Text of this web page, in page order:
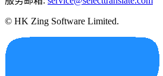
© HK Zing Software Limited.